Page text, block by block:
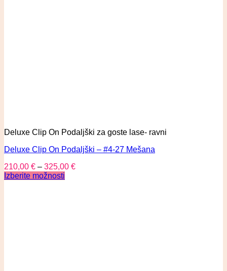
Deluxe Clip On Podaljški za goste lase- ravni
Deluxe Clip On Podaljški – #4-27 Mešana
210,00 € – 325,00 €
Izberite možnosti